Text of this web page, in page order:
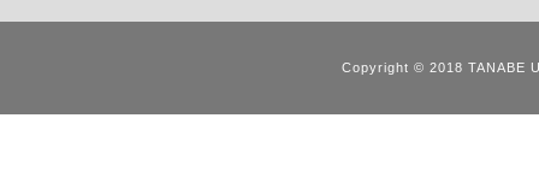
Copyright © 2018 TANABE